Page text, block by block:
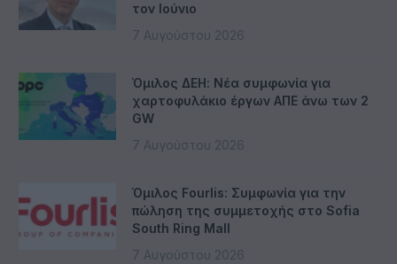
τον Ιούνιο
7 Αυγούστου 2026
Όμιλος ΔΕΗ: Νέα συμφωνία για
χαρτοφυλάκιο έργων ΑΠΕ άνω των 2
GW
7 Αυγούστου 2026
Όμιλος Fourlis: Συμφωνία για την
πώληση της συμμετοχής στο Sofia
South Ring Mall
7 Αυγούστου 2026